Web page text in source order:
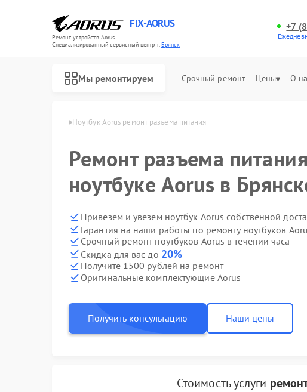
FIX-AORUS
Ремонт устройств Aorus
Специализированный cервисный центр г.Брянск
+7
Мы ремонтируем Срочный ремонт Цены О
Ноутбук Aorus ремонт разъема питания
Ремонт разъема
ноутбуке Aorus в
Привезем и увезем ноутбук Aorus собственной
Гарантия на наши работы по ремонту ноутбуков
Срочный ремонт ноутбуков Aorus в течении часа
Скидка для вас до 20%
Получите 1500 рублей на ремонт
Оригинальные комплектующие Aorus
Получить консультацию Наши цены
Стоимость услуги